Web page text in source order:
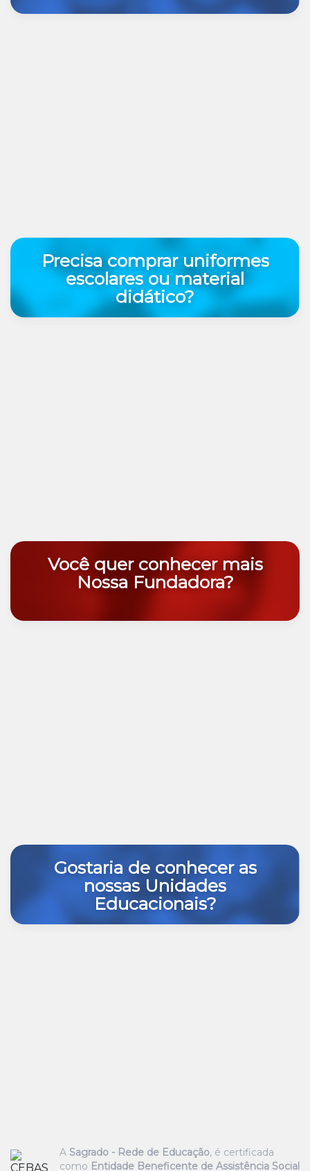
Precisa comprar uniformes
escolares ou material
didático?
Você quer conhecer mais
Nossa Fundadora?
Gostaria de conhecer as
nossas Unidades
Educacionais?
A Sagrado - Rede de Educação, é certificada
como Entidade Beneficente de Assistência Social